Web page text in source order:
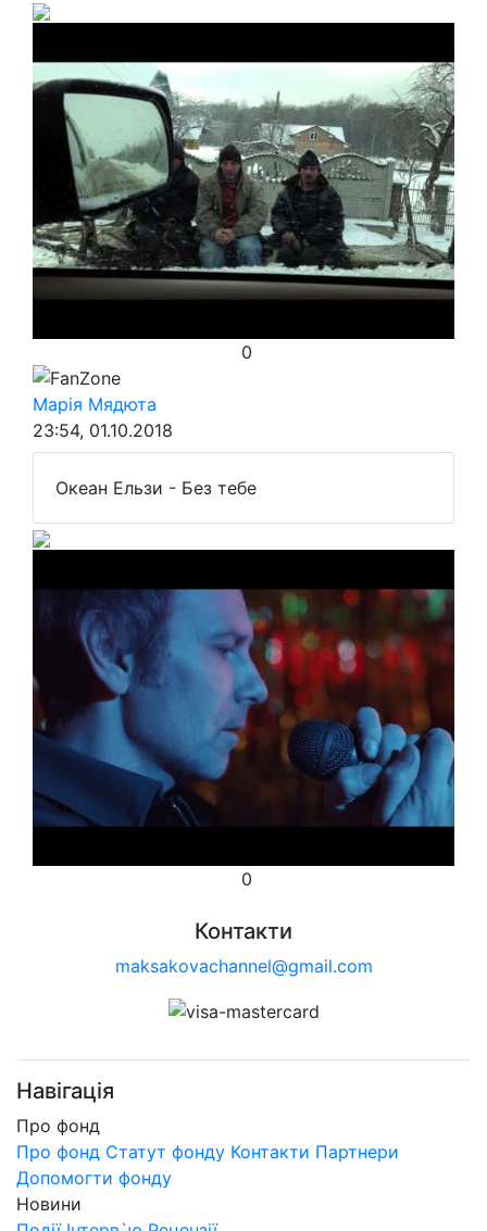
0
FanZone
Марія Мядюта
23:54, 01.10.2018
Океан Ельзи - Без тебе
0
Контакти
maksakovachannel@gmail.com
Навігація
Про фонд
Про фонд Статут фонду Контакти Партнери
Допомогти фонду
Новини